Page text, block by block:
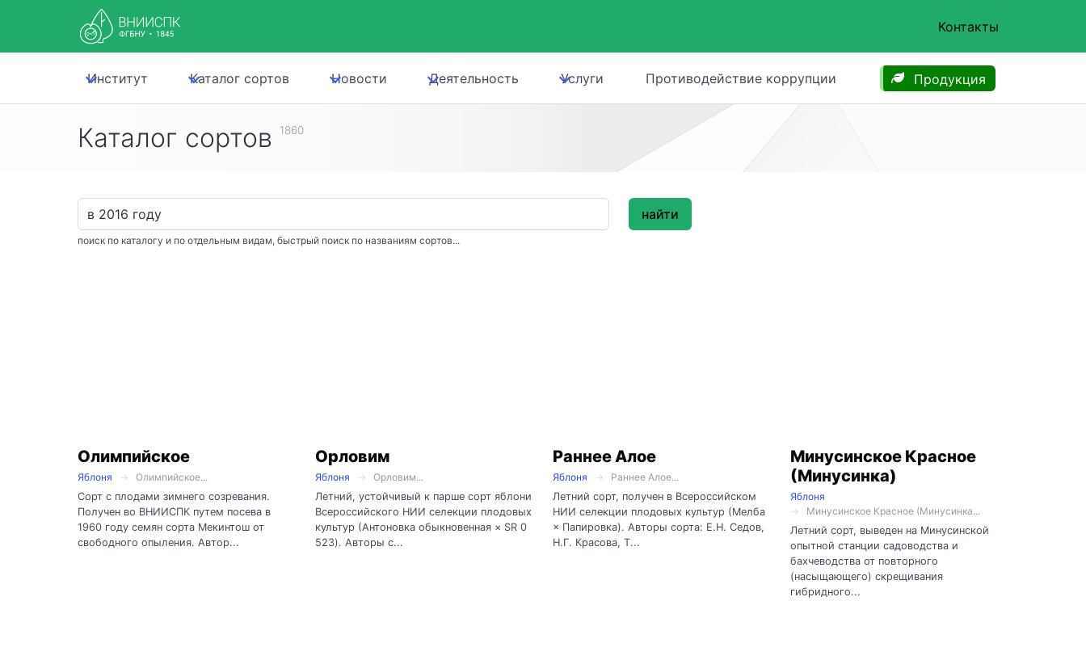
Контакты
Институт Каталог сортов Новости Деятельность Услуги Противодействие коррупции Продукция
Каталог сортов 1860
поиск по каталогу и по отдельным видам, быстрый поиск по названиям сортов...
найти
Олимпийское
Яблоня
Олимпийское...
Сорт с плодами зимнего созревания.
Получен во ВНИИСПК путем посева в
1960 году семян сорта Мекинтош от
свободного опыления. Автор...
Орловим
Яблоня
Орловим...
Летний, устойчивый к парше сорт яблони
Всероссийского НИИ селекции плодовых
культур (Антоновка обыкновенная × SR 0
523). Авторы с...
Раннее Алое
Яблоня
Раннее Алое...
Летний сорт, получен в Всероссийском
НИИ селекции плодовых культур (Мелба
× Папировка). Авторы сорта: Е.Н. Седов,
Н.Г. Красова, Т...
Минусинское Красное
(Минусинка)
Яблоня
Минусинское Красное (Минусинка...
Летний сорт, выведен на Минусинской
опытной станции садоводства и
бахчеводства от повторного
(насыщающего) скрещивания
гибридного...